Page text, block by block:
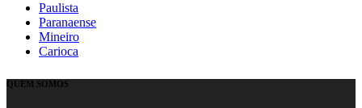
Paulista
Paranaense
Mineiro
Carioca
QUEM SOMOS